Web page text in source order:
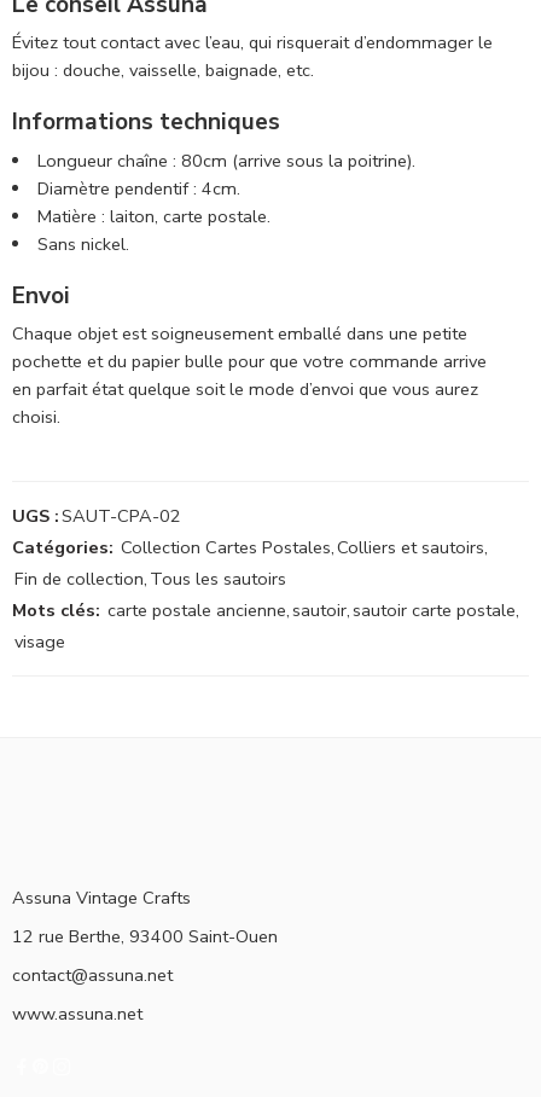
Évitez tout contact avec l’eau, qui risquerait d’endommager le
bijou : douche, vaisselle, baignade, etc.
Informations techniques
Longueur chaîne : 80cm (arrive sous la poitrine).
Diamètre pendentif : 4cm.
Matière : laiton, carte postale.
Sans nickel.
Envoi
Chaque objet est soigneusement emballé dans une petite
pochette et du papier bulle pour que votre commande arrive
en parfait état quelque soit le mode d’envoi que vous aurez
choisi.
UGS :SAUT-CPA-02
Catégories: Collection Cartes Postales,Colliers et sautoirs,
Fin de collection, Tous les sautoirs
Mots clés: carte postale ancienne,sautoir,sautoir carte postale,
visage
Assuna Vintage Crafts
12 rue Berthe, 93400 Saint-Ouen
contact@assuna.net
www.assuna.net